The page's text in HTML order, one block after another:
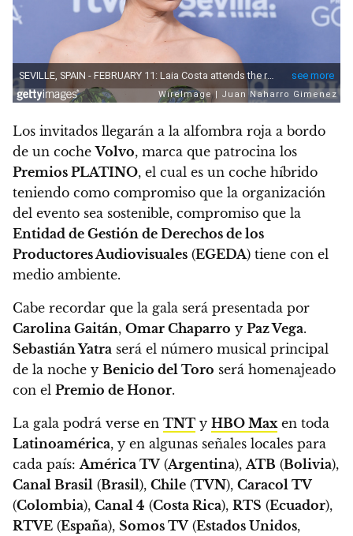
Los invitados llegarán a la alfombra roja a bordo
de un cocheVolvo, marca que patrocina los
Premios PLATINO, el cual es un coche híbrido
teniendo como compromiso que la organización
del evento sea sostenible, compromiso que la
Entidad de Gestión de Derechos de los
Productores Audiovisuales (EGEDA) tiene con el
medio ambiente.
Cabe recordar que la gala será presentada por
Carolina Gaitán, Omar Chaparro y Paz Vega.
Sebastián Yatra será el número musical principal
de la noche y Benicio del Toro será homenajeado
con el Premio de Honor.
La gala podrá verse en TNT y HBO Max en toda
Latinoamérica, y en algunas señales locales para
cada país: América TV(Argentina), ATB (Bolivia),
Canal Brasil (Brasil), Chile (TVN), Caracol TV
(Colombia), Canal 4 (Costa Rica), RTS (Ecuador),
RTVE (España), Somos TV(Estados Unidos,